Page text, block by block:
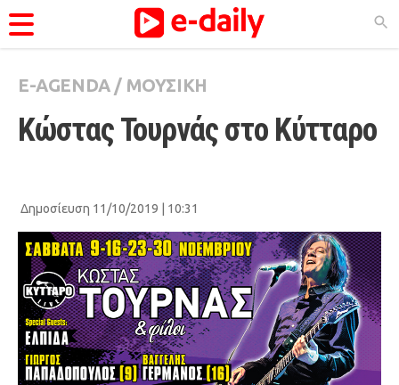
ΚΑΤΗΓΟΡΊΕΣ
Ειδήσεις
Podcasts
Viral
Life
City Guide
Pop Culture
E-AGENDA/ ΜΟΥΣΙΚΗ
Κώστας Τουρνάς στο Κύτταρο
Δημοσίευση 11/10/2019 | 10:31